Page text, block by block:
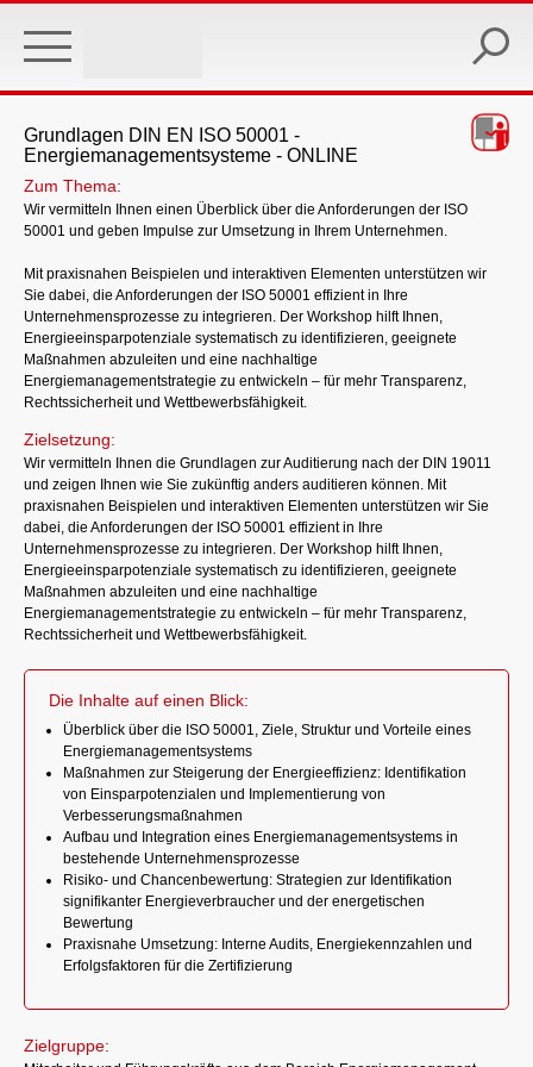
main
Grundlagen DIN EN ISO 50001 -
Energiemanagementsysteme - ONLINE
Zum Thema:
Wir vermitteln Ihnen einen Überblick über die Anforderungen der ISO
50001 und geben Impulse zur Umsetzung in Ihrem Unternehmen.
Mit praxisnahen Beispielen und interaktiven Elementen unterstützen wir
Sie dabei, die Anforderungen der ISO 50001 effizient in Ihre
Unternehmensprozesse zu integrieren. Der Workshop hilft Ihnen,
Energieeinsparpotenziale systematisch zu identifizieren, geeignete
Maßnahmen abzuleiten und eine nachhaltige
Energiemanagementstrategie zu entwickeln – für mehr Transparenz,
Rechtssicherheit und Wettbewerbsfähigkeit.
Zielsetzung:
Wir vermitteln Ihnen die Grundlagen zur Auditierung nach der DIN 19011
und zeigen Ihnen wie Sie zukünftig anders auditieren können. Mit
praxisnahen Beispielen und interaktiven Elementen unterstützen wir Sie
dabei, die Anforderungen der ISO 50001 effizient in Ihre
Unternehmensprozesse zu integrieren. Der Workshop hilft Ihnen,
Energieeinsparpotenziale systematisch zu identifizieren, geeignete
Maßnahmen abzuleiten und eine nachhaltige
Energiemanagementstrategie zu entwickeln – für mehr Transparenz,
Rechtssicherheit und Wettbewerbsfähigkeit.
Die Inhalte auf einen Blick:
Überblick über die ISO 50001, Ziele, Struktur und Vorteile eines
Energiemanagementsystems
Maßnahmen zur Steigerung der Energieeffizienz: Identifikation
von Einsparpotenzialen und Implementierung von
Verbesserungsmaßnahmen
Aufbau und Integration eines Energiemanagementsystems in
bestehende Unternehmensprozesse
Risiko- und Chancenbewertung: Strategien zur Identifikation
signifikanter Energieverbraucher und der energetischen
Bewertung
Praxisnahe Umsetzung: Interne Audits, Energiekennzahlen und
Erfolgsfaktoren für die Zertifizierung
Zielgruppe: